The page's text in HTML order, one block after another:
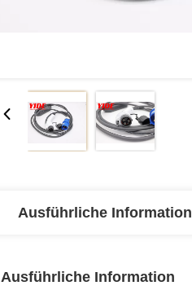
Ausführliche Information
Ausführliche Information